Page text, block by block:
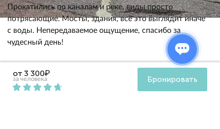
Прокатились по каналам и реке, виды просто
потрясающие. Мосты, здания, всё это выглядит иначе
с воды. Непередаваемое ощущение, спасибо за
чудесный день!
Тоня Ф.
САП-прогулка по рекам и каналам Петербурга
от 3 300₽
за человека Бронировать